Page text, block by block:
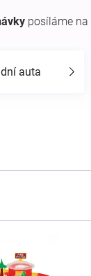
posíláme na
auta